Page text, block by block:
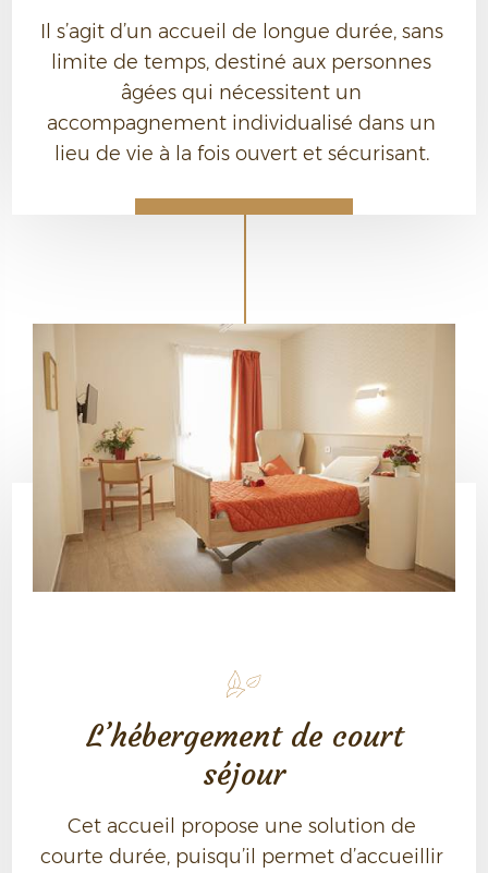
Il s’agit d’un accueil de longue durée, sans
limite de temps, destiné aux personnes
âgées qui nécessitent un
accompagnement individualisé dans un
lieu de vie à la fois ouvert et sécurisant.
L’hébergement de court
séjour
Cet accueil propose une solution de
courte durée, puisqu’il permet d’accueillir